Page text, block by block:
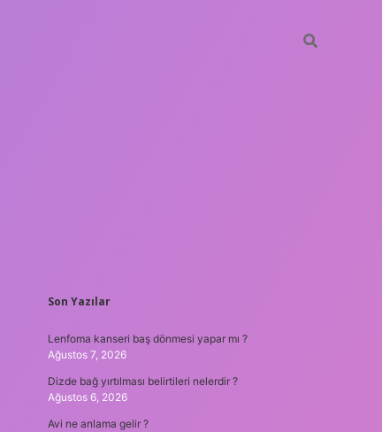
SIDEBAR
Son Yazılar
Lenfoma kanseri baş dönmesi yapar mı ?
Ağustos 7, 2026
Dizde bağ yırtılması belirtileri nelerdir ?
Ağustos 6, 2026
Avi ne anlama gelir ?
vdcasino güncel giriş